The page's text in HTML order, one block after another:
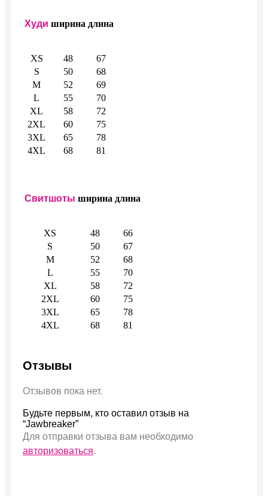
Худи ширина длина
XS 48
67
S
50
68
M
52
69
L
55
70
XL
58
72
2XL
60
75
3XL
65
78
4XL
68 81
Свитшоты ширина длина
XS 48
66
S
50
67
M
52
68
L
55
70
XL
58
72
2XL
60
75
3XL
65
78
4XL
68 81
Отзывы
Отзывов пока нет.
Будьте первым, кто оставил отзыв на
“Jawbreaker”
Для отправки отзыва вам необходимо
авторизоваться.